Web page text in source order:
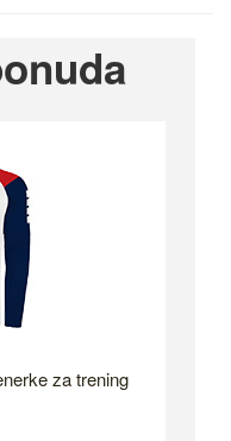
za trening